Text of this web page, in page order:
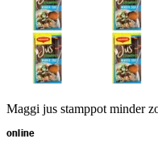
Maggi jus stamppot minder
online